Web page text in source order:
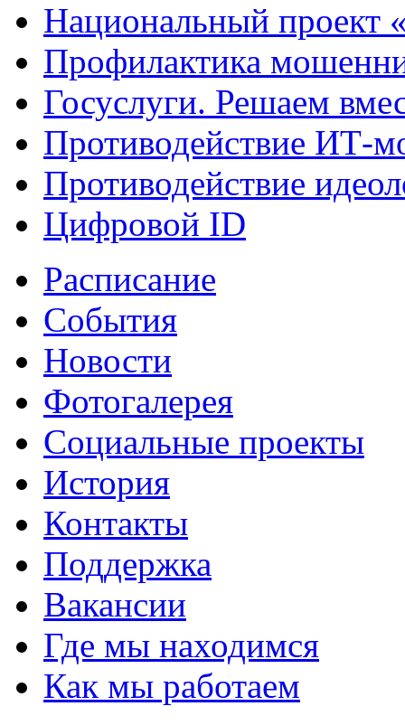
Национальный проект
Профилактика
Госуслуги. Решаем
Противодействие ИТ-
Противодействие
Цифровой ID
Расписание
События
Новости
Фотогалерея
Социальные проекты
История
Контакты
Поддержка
Вакансии
Где мы находимся
Как мы работаем